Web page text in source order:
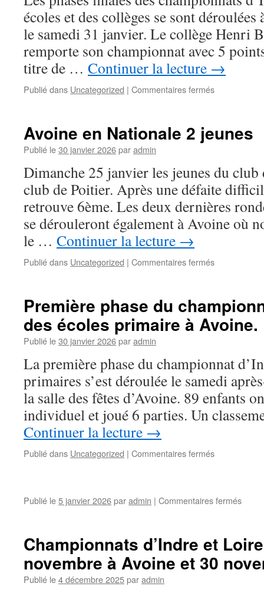
de
Chartres
écoles et des collèges se sont
le samedi 31 janvier. Le collège Henri
remporte son championnat avec 5
titre de … Continuer la lecture →
Publié dans Uncategorized | Commentaires ferméssur
–
le
janvier
2026
Avoine en Nationale 2 jeunes
Publié le30 janvier 2026paradmin
Dimanche 25 janvier les jeunes du club
club de Poitier. Après une défaite
retrouve 6ème. Les deux dernières
se dérouleront également à Avoine où
le … Continuer la lecture →
Publié dans Uncategorized | Commentaires ferméssur
2
jeunes
Première phase du
des écoles primaire à Avoine.
Publié le30 janvier 2026paradmin
La première phase du championnat
primaires s’est déroulée le samedi
la salle des fêtes d’Avoine. 89 enfants
individuel et joué 6 parties. Un
Continuer la lecture →
Publié dans Uncategorized | Commentaires ferméssur
championnat
primaire
à
Avoine.
Publié le5 janvier 2026paradmin | Commentaires ferméssur
Championnats d’Indre et
novembre à Avoine et 30
Publié le4 décembre 2025paradmin